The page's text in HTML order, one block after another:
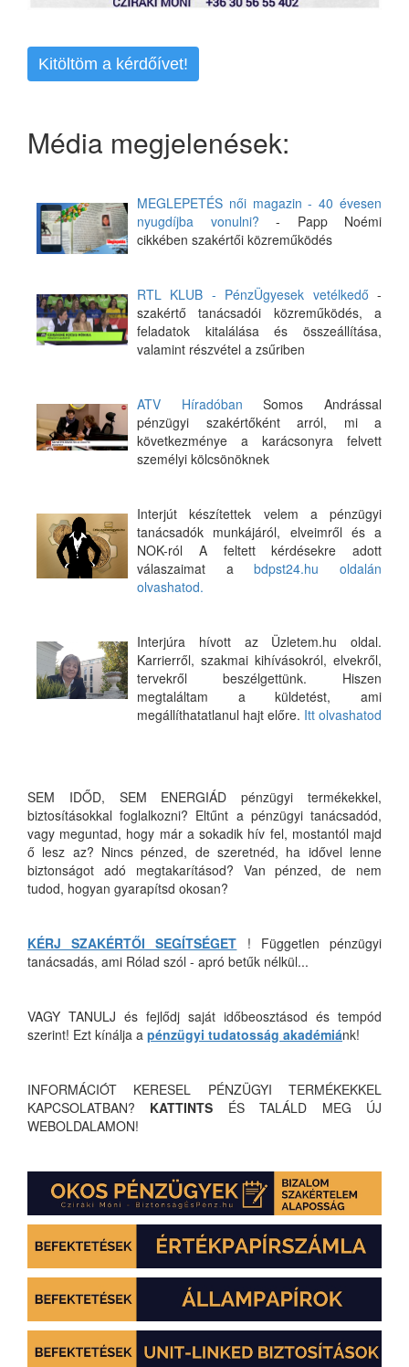
Kitöltöm a kérdőívet!
Média megjelenések:
MEGLEPETÉS női magazin - 40 évesen
nyugdíjba vonulni? - Papp Noémi
cikkében szakértői közreműködés
RTL KLUB - PénzÜgyesek vetélkedő -
szakértő tanácsadói közreműködés, a
feladatok kitalálása és összeállítása,
valamint részvétel a zsűriben
ATV Híradóban Somos Andrással
pénzügyi szakértőként arról, mi a
következménye a karácsonyra felvett
személyi kölcsönöknek
Interjút készítettek velem a pénzügyi
tanácsadók munkájáról, elveimről és a
NOK-ról A feltett kérdésekre adott
válaszaimat abdpst24.hu oldalán
olvashatod.
Interjúra hívott az Üzletem.hu oldal.
Karrierről, szakmai kihívásokról, elvekről,
tervekről beszélgettünk. Hiszen
megtaláltam a küldetést, ami
megállíthatatlanul hajt előre. Itt olvashatod
SEM IDŐD, SEM ENERGIÁD pénzügyi termékekkel,
biztosításokkal foglalkozni? Eltűnt a pénzügyi tanácsadód,
vagy meguntad, hogy már a sokadik hív fel, mostantól majd
ő lesz az? Nincs pénzed, de szeretnéd, ha idővel lenne
biztonságot adó megtakarításod? Van pénzed, de nem
tudod, hogyan gyarapítsd okosan?
KÉRJ SZAKÉRTŐI SEGÍTSÉGET ! Független pénzügyi
tanácsadás, ami Rólad szól - apró betűk nélkül...
VAGY TANULJ és fejlődj saját időbeosztásod és tempód
szerint! Ezt kínálja a pénzügyi tudatosság akadémiánk!
INFORMÁCIÓT KERESEL PÉNZÜGYI TERMÉKEKKEL
KAPCSOLATBAN? KATTINTS ÉS TALÁLD MEG ÚJ
WEBOLDALAMON!